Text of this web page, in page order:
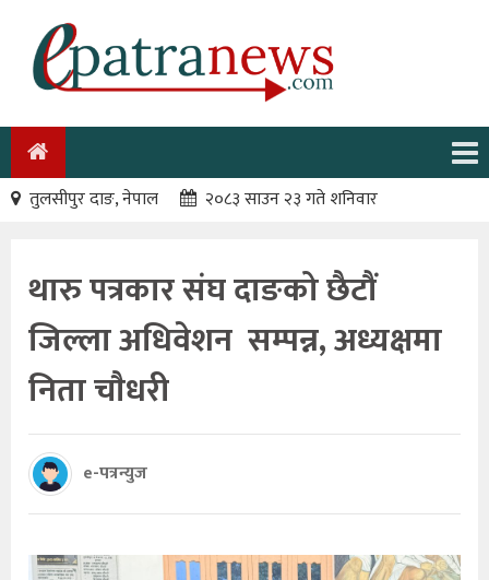
तुलसीपुर दाङ, नेपाल २०८३ साउन २३ गते शनिवार
थारु पत्रकार संघ दाङको छैटौं
जिल्ला अधिवेशन सम्पन्न, अध्यक्षमा
निता चाैधरी
e-पत्रन्युज